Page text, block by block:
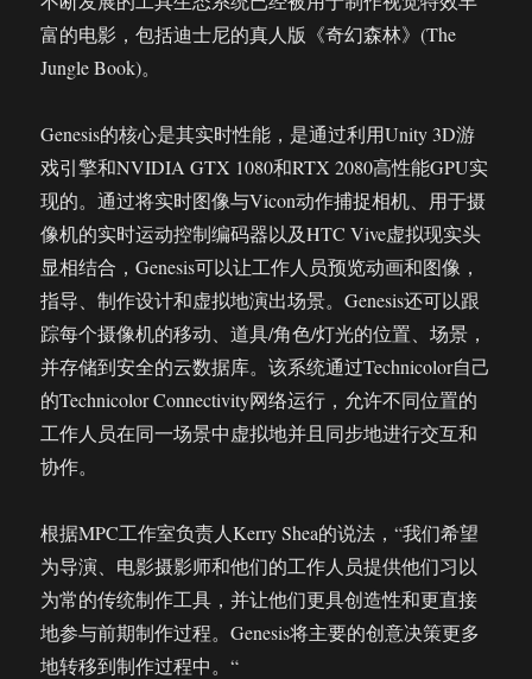
富的电影，包括迪士尼的真人版《奇幻森林》(The
Jungle Book)。
Genesis的核心是其实时性能，是通过利用Unity 3D游
戏引擎和NVIDIA GTX 1080和RTX 2080高性能GPU实
现的。通过将实时图像与Vicon动作捕捉相机、用于摄
像机的实时运动控制编码器以及HTC Vive虚拟现实头
显相结合，Genesis可以让工作人员预览动画和图像，
指导、制作设计和虚拟地演出场景。Genesis还可以跟
踪每个摄像机的移动、道具/角色/灯光的位置、场景，
并存储到安全的云数据库。该系统通过Technicolor自己
的Technicolor Connectivity网络运行，允许不同位置的
工作人员在同一场景中虚拟地并且同步地进行交互和
协作。
根据MPC工作室负责人Kerry Shea的说法，“我们希望
为导演、电影摄影师和他们的工作人员提供他们习以
为常的传统制作工具，并让他们更具创造性和更直接
地参与前期制作过程。Genesis将主要的创意决策更多
地转移到制作过程中。“